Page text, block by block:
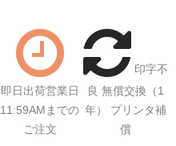
即日出荷営業日
11:59AMまでの
ご注文
印字不
良 無償交換（1
年） プリンタ補
償